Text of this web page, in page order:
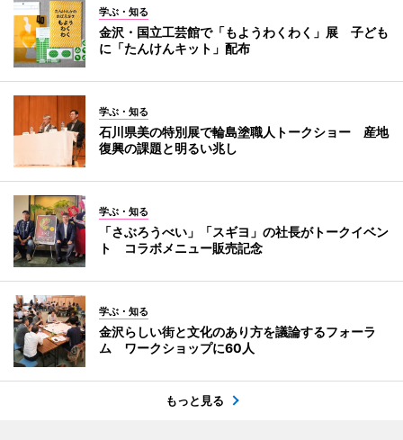
学ぶ・知る
金沢・国立工芸館で「もようわくわく」展 子ども
に「たんけんキット」配布
学ぶ・知る
石川県美の特別展で輪島塗職人トークショー 産地
復興の課題と明るい兆し
学ぶ・知る
「さぶろうべい」「スギヨ」の社長がトークイベン
ト コラボメニュー販売記念
学ぶ・知る
金沢らしい街と文化のあり方を議論するフォーラ
ム ワークショップに60人
もっと見る